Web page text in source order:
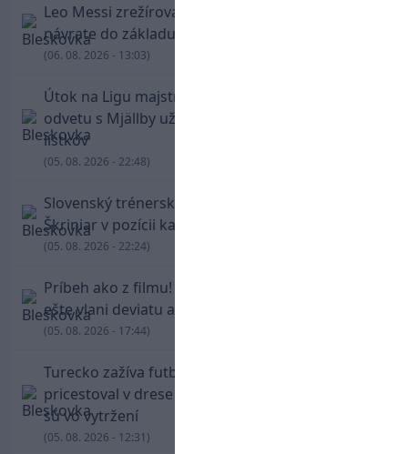
Leo Messi zrežíroval obrat Interu Miami, pri
návrate do základu strelil dva góly
(06. 08. 2026 - 13:03)
Útok na Ligu majstrov láka! Slovan hlási na
odvetu s Mjällby už viac ako 13-tisíc predaných
lístkov
(05. 08. 2026 - 22:48)
Slovenský trénerský súboj pre Borbélyho,
Škriniar v pozícii kapitána potiahol Fenerbahce
(05. 08. 2026 - 22:24)
Príbeh ako z filmu! Hrdina Slovana Kianga hral
ešte vlani deviatu anglickú ligu
(05. 08. 2026 - 17:44)
Turecko zažíva futbalové šialenstvo! Salah
pricestoval v drese Trabzonsporu, fanúšikovia
sú vo vytržení
(05. 08. 2026 - 12:31)